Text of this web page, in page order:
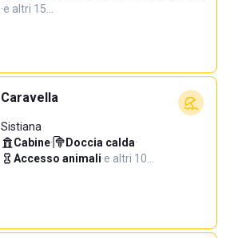
·e altri 15…
Caravella
Sistiana
Cabine· Doccia calda·
Accesso animali·e altri 10…